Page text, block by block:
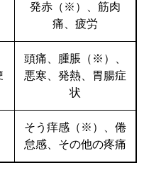
発赤（※）、筋肉
痛、疲労
頭痛、腫脹（※）、
悪寒、発熱、胃腸症
状
そう痒感（※）、倦
怠感、その他の疼痛